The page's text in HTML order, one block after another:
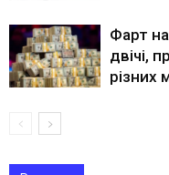
Фарт
двічі,
різних